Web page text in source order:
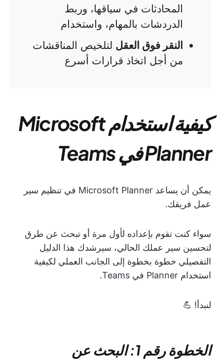
المحادثات في سياقها، وربط
الدردشات بالمهام، واستخدام
النقر فوق العقل لتلخيص المناقشات
من أجل اتخاذ قرارات أسرع
كيفية استخدام Microsoft
Planner في Teams
يمكن أن يساعد Microsoft Planner في تنظيم سير
عمل فريقك.
سواء كنت تقوم بإعداده لأول مرة أو تبحث عن طرق
لتحسين سير عملك الحالي، سيرشدك هذا الدليل
التفصيلي خطوة بخطوة إلى الجانب العملي لكيفية
استخدام Planner في Teams.
لنبدأ! 💪
الخطوة رقم 1: البحث عن